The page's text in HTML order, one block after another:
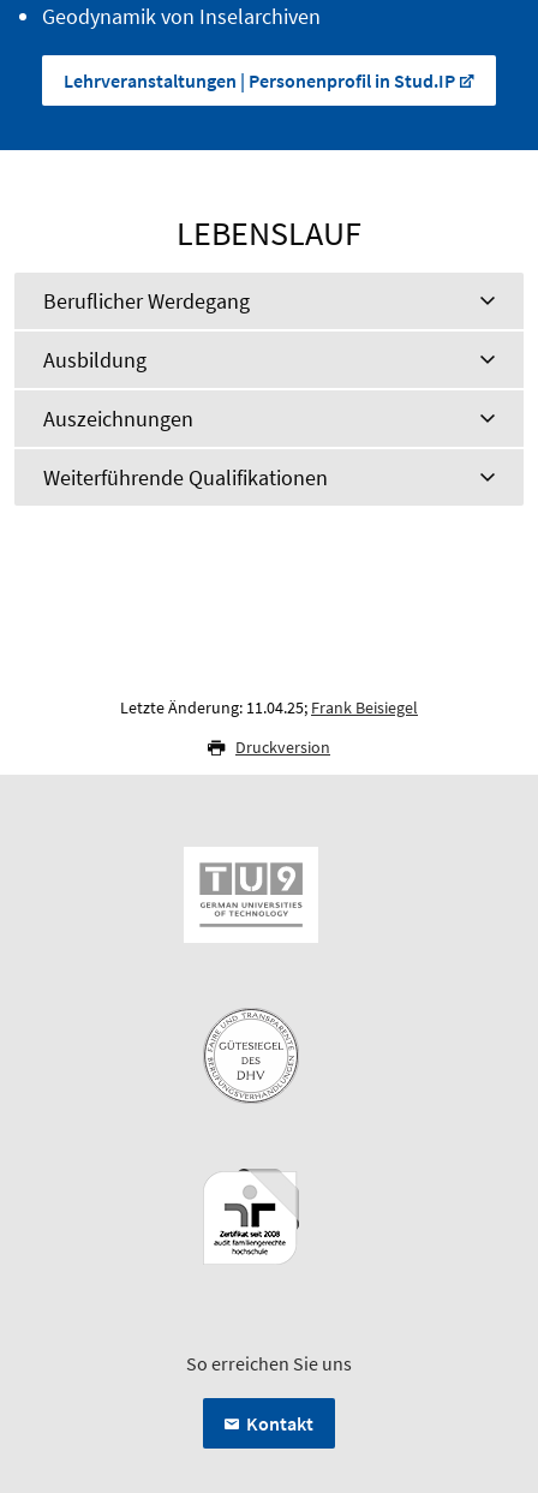
Geodynamik von Inselarchiven
Lehrveranstaltungen | Personenprofil in Stud.IP
LEBENSLAUF
Beruflicher Werdegang
Ausbildung
Auszeichnungen
Weiterführende Qualifikationen
Letzte Änderung: 11.04.25; Frank Beisiegel
Druckversion
So erreichen Sie uns
Kontakt